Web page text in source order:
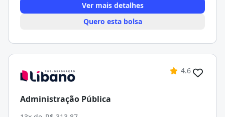
Ver mais detalhes
Quero esta bolsa
4.6
Administração Pública